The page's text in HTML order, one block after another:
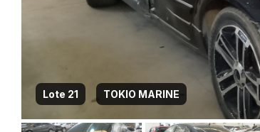
Lote 21 TOKIO MARINE